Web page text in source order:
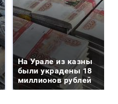
На Урале из казны
были украдены 18
миллионов рублей